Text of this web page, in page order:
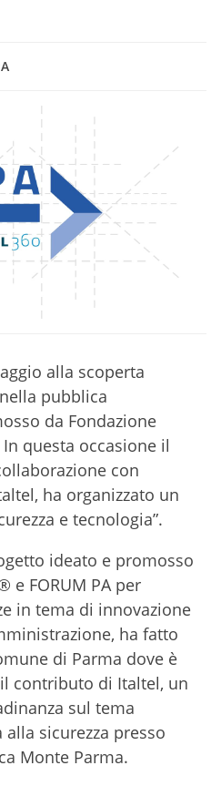
alla scoperta
pubblica
da Fondazione
questa occasione il
con
ha organizzato un
e tecnologia”.
ideato e promosso
e FORUM PA per
in tema di innovazione
ha fatto
di Parma dove è
contributo di Italtel, un
sul tema
alla sicurezza presso
Monte Parma.